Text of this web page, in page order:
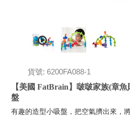
貨號: 6200FA088-1
【美國 FatBrain】啵啵家族(章
盤
有趣的造型小吸盤，把空氣擠出來，